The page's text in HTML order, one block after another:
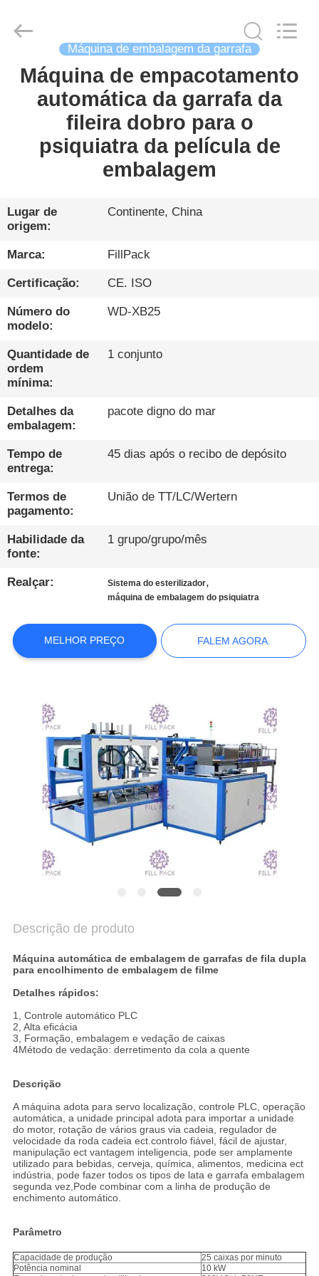
CASA
PRODUTOS
SOBRE
EXCURSÃO
DA
FÁBRICA
CONTROLE
DA
QUALIDADE
CONTACTE-
FALEM
AGORA.
DO
SITE
PRIVACIDADE
PACK
Machinery
Rights
Reserved.
Máquina de embalagem da garrafa
Máquina de empacotamento
automática da garrafa da
fileira dobro para o
psiquiatra da película de
embalagem
Lugar de
origem:
Continente, China
Marca: FillPack
Certificação: CE. ISO
Número do
modelo:
WD-XB25
Quantidade de
ordem
mínima:
1 conjunto
Detalhes da
embalagem:
pacote digno do mar
Tempo de
entrega:
45 dias após o recibo de depósito
Termos de
pagamento:
União de TT/LC/Wertern
Habilidade da
fonte:
1 grupo/grupo/mês
Realçar: Sistema do esterilizador,
máquina de embalagem do psiquiatra
MELHOR PREÇO FALEM AGORA.
Descrição de produto
Máquina automática de embalagem de garrafas de fila dupla
para encolhimento de embalagem de filme
Detalhes rápidos:
1, Controle automático PLC
2, Alta eficácia
3, Formação, embalagem e vedação de caixas
4Método de vedação: derretimento da cola a quente
Descrição
A máquina adota para servo localização, controle PLC, operação
automática, a unidade principal adota para importar a unidade
do motor, rotação de vários graus via cadeia, regulador de
velocidade da roda cadeia ect.controlo fiável, fácil de ajustar,
manipulação ect vantagem inteligencia, pode ser amplamente
utilizado para bebidas, cerveja, química, alimentos, medicina ect
indústria, pode fazer todos os tipos de lata e garrafa embalagem
segunda vez,Pode combinar com a linha de produção de
enchimento automático.
Parâmetro
Capacidade de produção
25 caixas por minuto
Potência nominal
10 kW